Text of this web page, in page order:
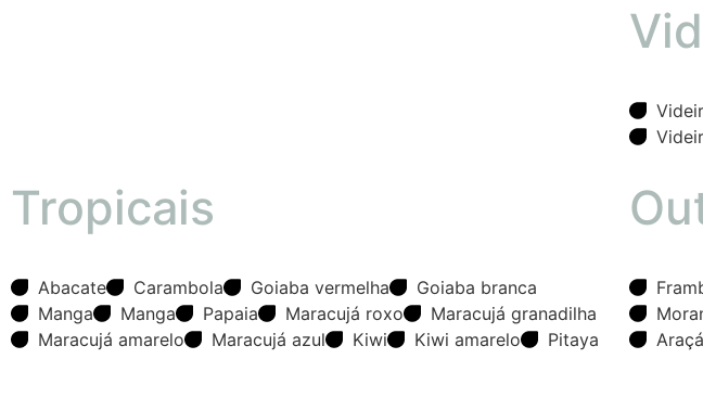
Tropicais
Abacate Carambola Goiaba vermelha
Goiaba branca
Manga
Manga Papaia Maracujá roxo
Maracujá granadilha
Maracujá amarelo
Maracujá azul Kiwi Kiwi amarelo Pitaya